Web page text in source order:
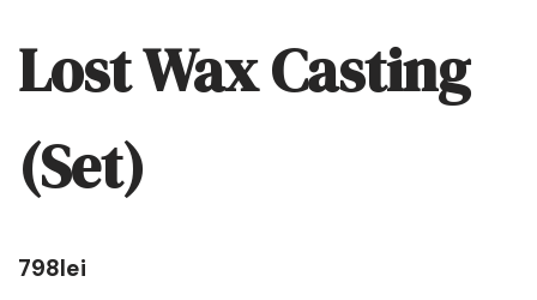
Lost Wax Casting
(Set)
798lei